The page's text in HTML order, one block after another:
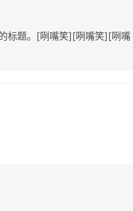
标题。[咧嘴笑][咧嘴笑][咧嘴